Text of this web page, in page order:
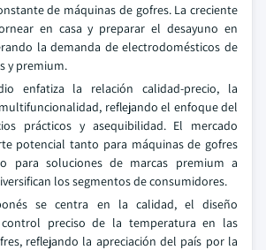
de máquinas de gofres. La creciente
en casa y preparar el desayuno en
la demanda de electrodomésticos de
y premium.
enfatiza la relación calidad-precio, la
reflejando el enfoque del
prácticos y asequibilidad. El mercado
potencial tanto para máquinas de gofres
para soluciones de marcas premium a
los segmentos de consumidores.
se centra en la calidad, el diseño
preciso de la temperatura en las
reflejando la apreciación del país por la